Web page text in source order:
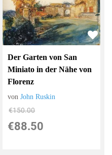
Der Garten von San
Miniato in der Nähe von
Florenz
vonJohn Ruskin
€150.00
€88.50